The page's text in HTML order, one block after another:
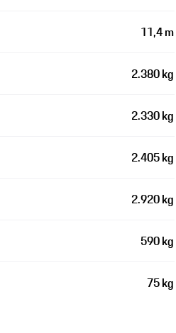
11,4 m
2.380 kg
2.330 kg
2.405 kg
2.920 kg
590 kg
75 kg